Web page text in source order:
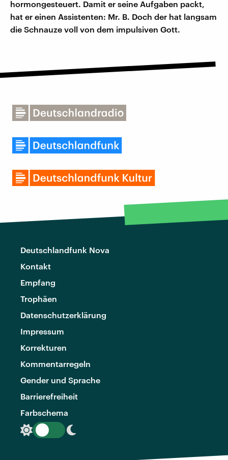
hormongesteuert. Damit er seine Aufgaben packt,
hat er einen Assistenten: Mr. B. Doch der hat langsam
die Schnauze voll von dem impulsiven Gott.
Deutschlandfunk Nova
Kontakt
Empfang
Trophäen
Datenschutzerklärung
Impressum
Korrekturen
Kommentarregeln
Gender und Sprache
Barrierefreiheit
Farbschema